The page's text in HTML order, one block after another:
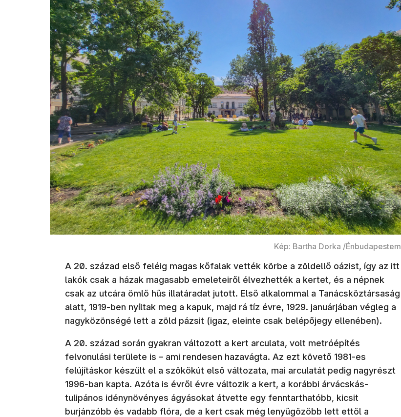
Kép: Bartha Dorka /Énbudapestem
A 20. század első feléig magas kőfalak vették körbe a zöldellő oázist, így az itt
lakók csak a házak magasabb emeleteiről élvezhették a kertet, és a népnek
csak az utcára ömlő hűs illatáradat jutott. Első alkalommal a Tanácsköztársaság
alatt, 1919-ben nyíltak meg a kapuk, majd rá tíz évre, 1929. januárjában végleg a
nagyközönségé lett a zöld pázsit (igaz, eleinte csak belépőjegy ellenében).
A 20. század során gyakran változott a kert arculata, volt metróépítés
felvonulási területe is – ami rendesen hazavágta. Az ezt követő 1981-es
felújításkor készült el a szökőkút első változata, mai arculatát pedig nagyrészt
1996-ban kapta. Azóta is évről évre változik a kert, a korábbi árvácskás-
tulipános idénynövényes ágyásokat átvette egy fenntarthatóbb, kicsit
burjánzóbb és vadabb flóra, de a kert csak még lenyűgözőbb lett ettől a